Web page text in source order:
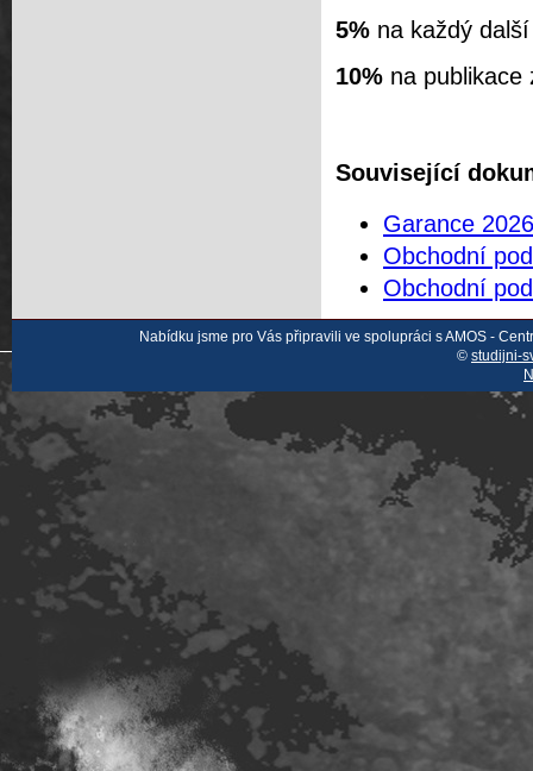
5% na každý
10% na publikace
Související
Garance 2026
Obchodní
Obchodní
Nabídku jsme pro Vás připravili ve spolupráci s AMOS -
© studijni-